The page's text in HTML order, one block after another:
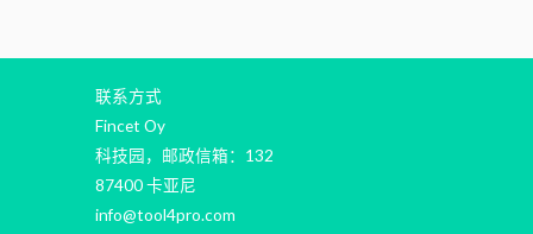
联系方式
Fincet Oy
科技园，邮政信箱：132
87400 卡亚尼
info@tool4pro.com